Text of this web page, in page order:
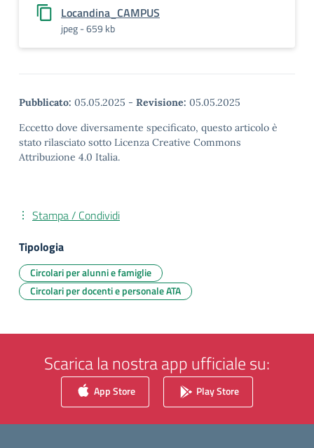
Locandina_CAMPUS
jpeg - 659 kb
Pubblicato: 05.05.2025 - Revisione: 05.05.2025
Eccetto dove diversamente specificato, questo articolo è
stato rilasciato sotto Licenza Creative Commons
Attribuzione 4.0 Italia.
Stampa / Condividi
Tipologia
Circolari per alunni e famiglie
Circolari per docenti e personale ATA
Scarica la nostra app ufficiale su:
App Store Play Store